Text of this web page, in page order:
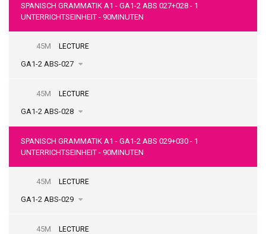
SPANISCH GRAMMATIK A1 - GA1-2 ABS 027+028 - 1
UNTERRICHTSEINHEIT - 90MINUTEN
GA1-2 ABS-027
45M LECTURE
GA1-2 ABS-028
45M LECTURE
SPANISCH GRAMMATIK A1 - GA1-2 ABS 029+030 - 1
UNTERRICHTSEINHEIT - 90MINUTEN
GA1-2 ABS-029
45M LECTURE
45M LECTURE